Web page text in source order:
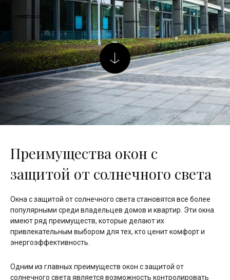
Преимущества окон с
защитой от солнечного света
Окна с защитой от солнечного света становятся все более
популярными среди владельцев домов и квартир. Эти окна
имеют ряд преимуществ, которые делают их
привлекательным выбором для тех, кто ценит комфорт и
энергоэффективность.
Одним из главных преимуществ окон с защитой от
солнечного света является возможность контролировать